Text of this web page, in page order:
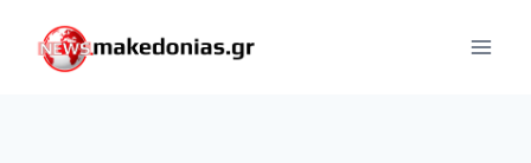
content